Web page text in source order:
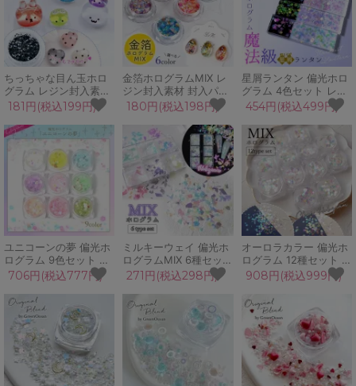
ちっちゃな目ん玉ホロ
グラム レジン封入素材
黒 丸 目玉 ドット 封入
パーツ フレーク ケース
入り 容器 シェイカー
シャカシャカ 推し活
UVレジン 手芸 クラフ
181円(税込199円)
金箔ホログラムMIX レ
ジン封入素材 封入パー
ツ フレーク デコパーツ
ケース入り 容器 シェイ
カー シャカシャカ キラ
キラ ネイル UVレジン
手芸 クラフト
180円(税込198円)
星屑ランタン 偏光ホロ
グラム 4色セット レジ
ン封入素材 封入パーツ
フレーク デコパーツ ケ
ース入り 容器 シェイカ
ー シャカシャカ 推し活
UVレジン 手芸 クラフ
ト
454円(税込499円)
ユニコーンの夢 偏光ホ
ログラム 9色セット レ
ジン封入 六角 ヘキサゴ
ン ネイルパーツ ネイル
用品 デコパーツ キラキ
ラ カシャカシャ 手芸
クラフト
706円(税込777円)
ミルキーウェイ 偏光ホ
ログラムMIX 6種セット
ケース入り オーロラ ク
ラッシュホログラム 乱
切り フィルム レジン封
入 ネイルパーツ デコパ
ーツ キラキラ ケース付
き 手芸 クラフト
271円(税込298円)
オーロラカラー 偏光ホ
ログラム 12種セット ケ
ース入り オーロラ フィ
ルム レジン封入 ハート
星 月 三角 丸 ひし形 花
びら 六角形 デコパーツ
キラキラ ネイル 手芸
クラフト
908円(税込999円)